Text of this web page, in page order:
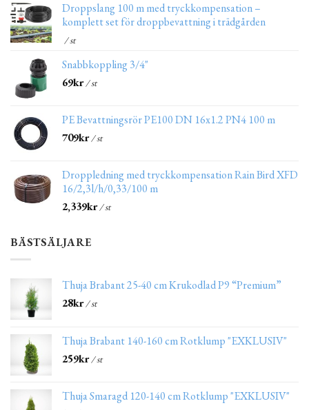
Droppslang 100 m med tryckkompensation –
komplett set för droppbevattning i trädgården
/ st
Snabbkoppling 3/4"
69kr/ st
PE Bevattningsrör PE100 DN 16x1.2 PN4 100 m
709kr/ st
Droppledning med tryckkompensation Rain Bird XFD
16/2,3l/h/0,33/100 m
2,339kr/ st
BÄSTSÄLJARE
Thuja Brabant 25-40 cm Krukodlad P9 “Premium”
28kr/ st
Thuja Brabant 140-160 cm Rotklump "EXKLUSIV"
259kr/ st
Thuja Smaragd 120-140 cm Rotklump "EXKLUSIV"